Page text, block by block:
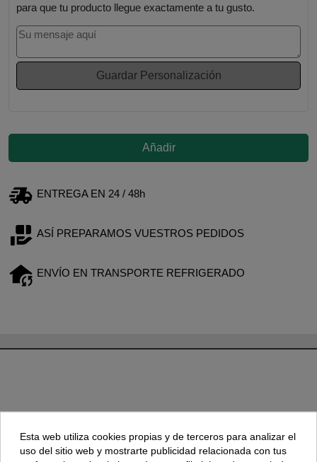
para que tu producto llegue exactamente a tu gusto.
Guardar Personalización
Añadir
ENTREGA EN 24 / 48h
ASÍ PREPARAMOS VUESTROS PEDIDOS
ENVÍO EN TRANSPORTE REFRIGERADO
Esta web utiliza cookies propias y de terceros para analizar el
uso del sitio web y mostrarte publicidad relacionada con tus